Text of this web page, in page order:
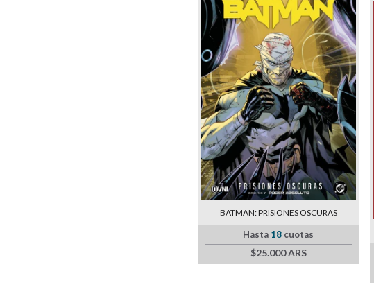
BATMAN: PRISIONES OSCURAS
Hasta 18 cuotas
$25.000 ARS